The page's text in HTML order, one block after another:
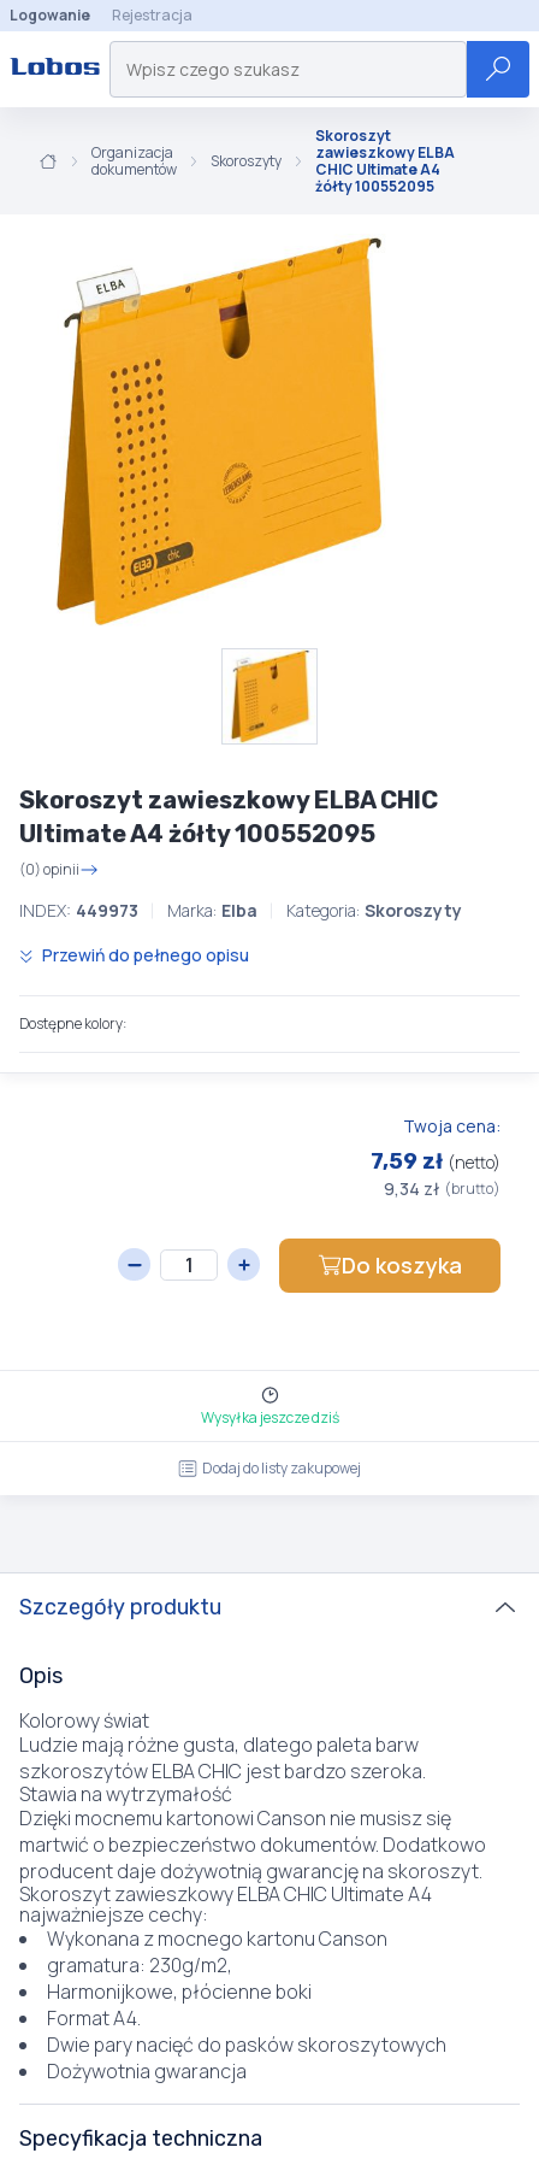
Logowanie Rejestracja
Organizacja
dokumentów
Skoroszyty
Skoroszyt
zawieszkowy ELBA
CHIC Ultimate A4
żółty 100552095
Skoroszyt zawieszkowy ELBA CHIC
Ultimate A4 żółty 100552095
(0) opinii
INDEX: 449973 Marka: Elba Kategoria: Skoroszyty
Przewiń do pełnego opisu
Dostępne kolory:
Twoja cena:
7,59 zł (netto)
9,34 zł (brutto)
Do koszyka
Wysyłka jeszcze dziś
Dodaj do listy zakupowej
Szczegóły produktu
Opis
Kolorowy świat
Ludzie mają różne gusta, dlatego paleta barw
szkoroszytów ELBA CHIC jest bardzo szeroka.
Stawia na wytrzymałość
Dzięki mocnemu kartonowi Canson nie musisz się
martwić o bezpieczeństwo dokumentów. Dodatkowo
producent daje dożywotnią gwarancję na skoroszyt.
Skoroszyt zawieszkowy ELBA CHIC Ultimate A4
najważniejsze cechy:
Wykonana z mocnego kartonu Canson
gramatura: 230g/m2,
Harmonijkowe, płócienne boki
Format A4.
Dwie pary nacięć do pasków skoroszytowych
Dożywotnia gwarancja
Specyfikacja techniczna